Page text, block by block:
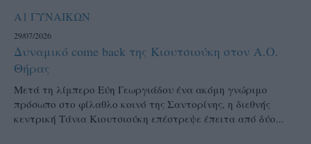
Α1 ΓΥΝΑΙΚΩΝ
29/07/2026
Δυναμικό come back της Κιουτσιούκη στον Α.Ο.
Θήρας
Μετά τη λίμπερο Εύη Γεωργιάδου ένα ακόμη γνώριμο
πρόσωπο στο φίλαθλο κοινό της Σαντορίνης, η διεθνής
κεντρική Τάνια Κιουτσιούκη επέστρεψε έπειτα από δύο...